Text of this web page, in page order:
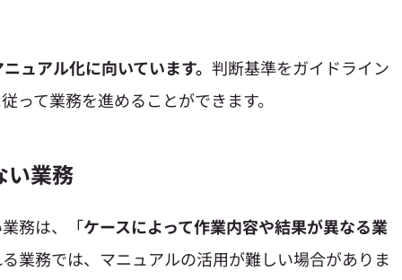
ュアル化に向いています。 判断基準をガイドライン
って業務を進めることができます。
い業務
務は、「ケースによって作業内容や結果が異なる業
業務では、マニュアルの活用が難しい場合がありま